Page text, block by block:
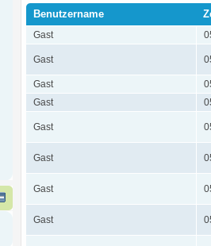
Benutzername
Gast
Gast
Gast
Gast
Gast
Gast
Gast
Gast